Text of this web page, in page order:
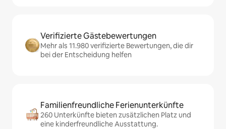
Verifizierte Gästebewertungen
Mehr als 11.980 verifizierte Bewertungen, die dir
bei der Entscheidung helfen
Familienfreundliche Ferienunterkünfte
260 Unterkünfte bieten zusätzlichen Platz und
eine kinderfreundliche Ausstattung.